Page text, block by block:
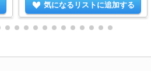
気になるリストに追加する